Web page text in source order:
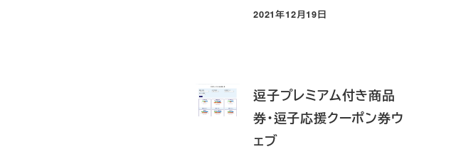
投稿日
2021年12月19日
逗子プレミアム付き商品
券・逗子応援クーポン券ウ
ェブ